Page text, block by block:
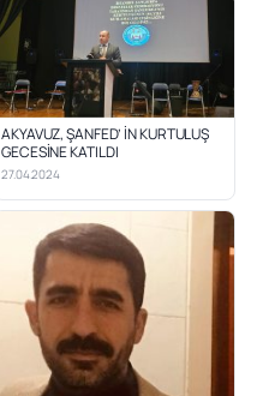
AKYAVUZ, ŞANFED’ İN KURTULUŞ
GECESİNE KATILDI
27.04.2024